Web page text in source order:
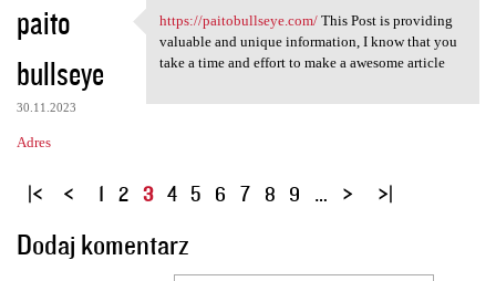
paito
bullseye
30.11.2023
Adres
https://paitobullseye.com/
https://paitobullseye.com/This Post is providing
valuable and unique information, I know that you
take a time and effort to make a awesome article
S
r
1 2 3 4 5 6 7 8 9 …
Dodaj komentarz